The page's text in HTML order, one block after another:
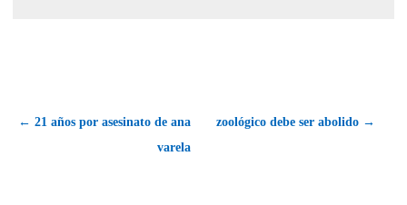
← 21 años por asesinato de ana
varela
zoológico debe ser abolido →